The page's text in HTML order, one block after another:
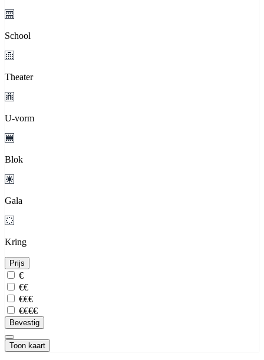
School
Theater
U-vorm
Blok
Gala
Kring
Prijs
€
€€
€€€
€€€€
Bevestig
Toon kaart